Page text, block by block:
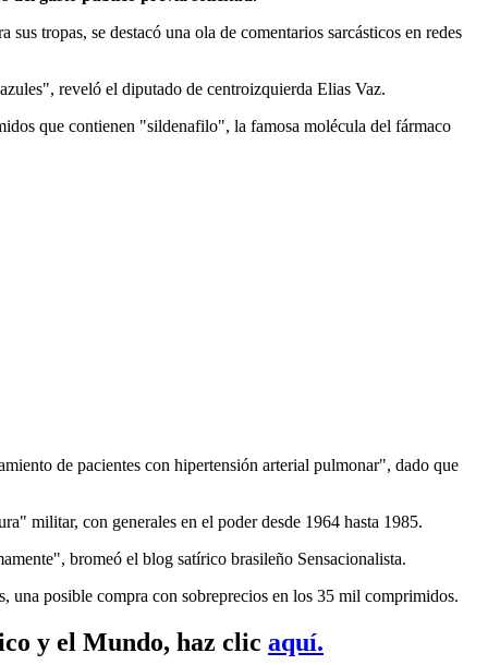
tropas, se destacó una ola de comentarios sarcásticos en redes
reveló el diputado de centroizquierda Elias Vaz.
que contienen "sildenafilo", la famosa molécula del fármaco
de pacientes con hipertensión arterial pulmonar", dado que
militar, con generales en el poder desde 1964 hasta 1985.
bromeó el blog satírico brasileño Sensacionalista.
una posible compra con sobreprecios en los 35 mil comprimidos.
y el Mundo, haz clic aquí.